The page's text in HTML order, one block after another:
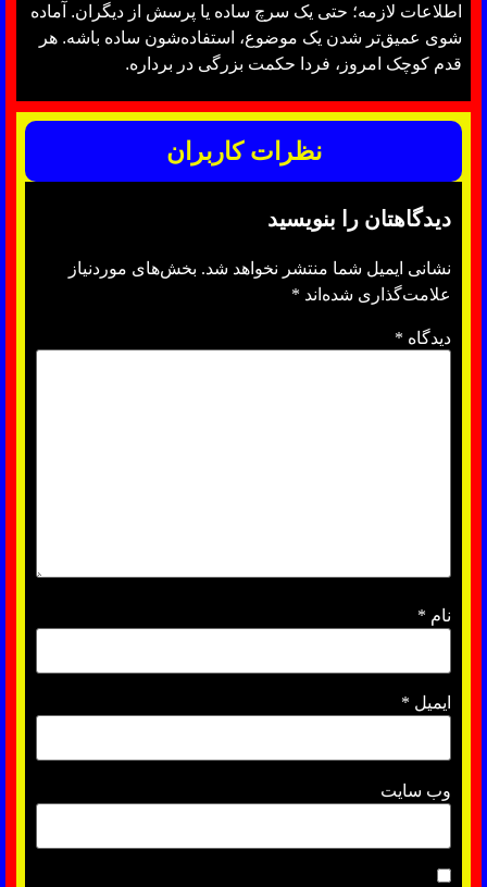
اطلاعات لازمه؛ حتی یک سرچ ساده یا پرسش از دیگران. آماده
شوی عمیق‌تر شدن یک موضوع، استفاده‌شون ساده باشه. هر
قدم کوچک امروز، فردا حکمت بزرگی در برداره.
نظرات کاربران
دیدگاهتان را بنویسید
نشانی ایمیل شما منتشر نخواهد شد. بخش‌های موردنیاز
علامت‌گذاری شده‌اند *
دیدگاه *
نام *
ایمیل *
وب‌ سایت